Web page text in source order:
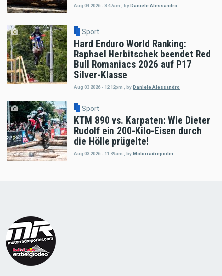
Aug 04 2026 - 8:47am byDaniele Alessandro
Sport
Hard Enduro World Ranking:
Raphael Herbitschek beendet Red
Bull Romaniacs 2026 auf P17
Silver-Klasse
Aug 03 2026 - 12:12pm , by Daniele Alessandro
Sport
KTM 890 vs. Karpaten: Wie Dieter
Rudolf ein 200-Kilo-Eisen durch
die Hölle prügelte!
Aug 03 2026 - 11:39am byMotorradreporter